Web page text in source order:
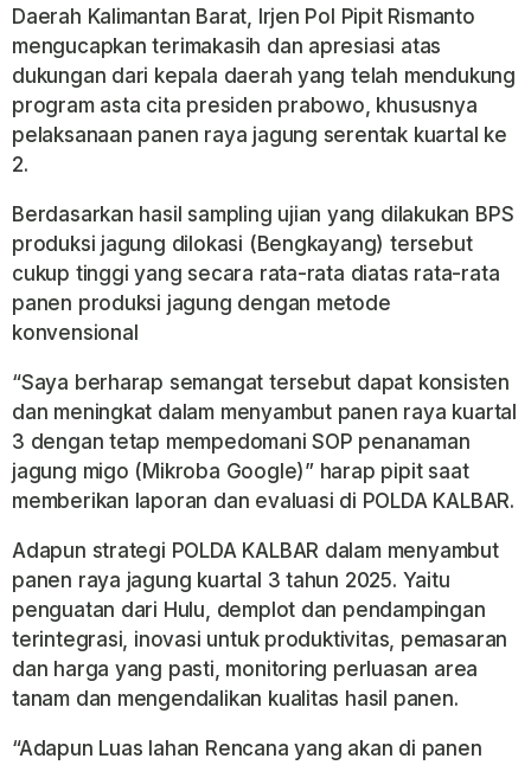
Daerah Kalimantan Barat, Irjen Pol Pipit Rismanto
mengucapkan terimakasih dan apresiasi atas
dukungan dari kepala daerah yang telah mendukung
program asta cita presiden prabowo, khususnya
pelaksanaan panen raya jagung serentak kuartal ke
2.
Berdasarkan hasil sampling ujian yang dilakukan BPS
produksi jagung dilokasi (Bengkayang) tersebut
cukup tinggi yang secara rata-rata diatas rata-rata
panen produksi jagung dengan metode
konvensional
“Saya berharap semangat tersebut dapat konsisten
dan meningkat dalam menyambut panen raya kuartal
3 dengan tetap mempedomani SOP penanaman
jagung migo (Mikroba Google)” harap pipit saat
memberikan laporan dan evaluasi di POLDA KALBAR.
Adapun strategi POLDA KALBAR dalam menyambut
panen raya jagung kuartal 3 tahun 2025. Yaitu
penguatan dari Hulu, demplot dan pendampingan
terintegrasi, inovasi untuk produktivitas, pemasaran
dan harga yang pasti, monitoring perluasan area
tanam dan mengendalikan kualitas hasil panen.
“Adapun Luas lahan Rencana yang akan di panen